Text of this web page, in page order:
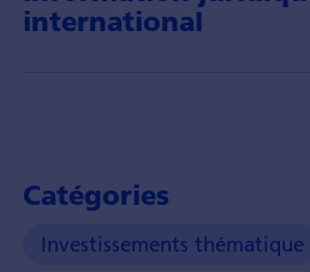
international
Catégories
Investissements thématique